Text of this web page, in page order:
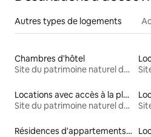
Autres types de logements
Chambres d'hôtel
Site du patrimoine naturel de la baie d'Halong
Locations avec accès à la plage
Site du patrimoine naturel de la baie d'Halong
Résidences d'appartements en location